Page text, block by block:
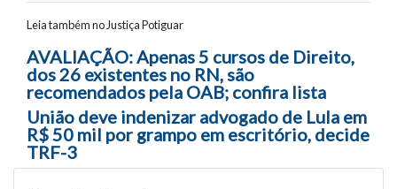
Leia também no Justiça Potiguar
Navegação entre posts
AVALIAÇÃO: Apenas 5 cursos de Direito,
dos 26 existentes no RN, são
recomendados pela OAB; confira lista
União deve indenizar advogado de Lula em
R$ 50 mil por grampo em escritório, decide
TRF-3